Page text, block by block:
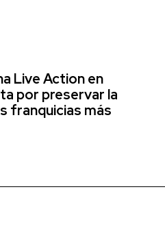
Live Action en
por preservar la
franquicias más